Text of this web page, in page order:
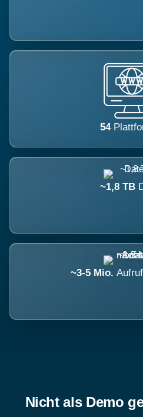
54
~1,8 TB
~3-5 Mio.
Nicht als Demo